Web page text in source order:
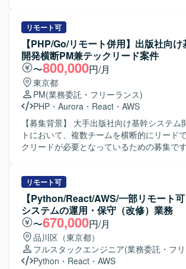
Contentfulなどの最新技術に関わることがで
ームとの英語でのコミュニケーションを通
ル開発プロジェクトの経験を積むことがで
トエンドからAPI構築まで幅広い工程に携わ
技術スキルとコミュニケーションスキルの
る環境です。 【開発環境】 ReactおよびNode.jsを中心とし
た開発環境にて、ヘッドレスCMS（
SiteCore環境からの移行を行います。 CI/CD
た開発プロセスのもと、グローバルチーム
開発を進めてまいります。
の設計・開発・運用を行っていただきます
仕様を把握し、要件の不明点を解消したう
と落とし込んでいただきます。 既存ソース
修や、技術的負債の解消にも取り組んでいた
【求める人物像】 仕様の不足などを自ら補
トを主体的に推進することにやりがいを感
います。 トレンドだけにとらわれず、メリ
トを比較して根拠を持った技術選定・設計が
迎します。 バックエンド（Laravel）のコー
て読み解き、連携しながらAPI実装などを
れる方を求めています。 稼働中のサービス
域向けのSaaS開発に携わることで、社会的
ビスの価値向上に貢献できるポジションで
ンドの設計から実装、運用まで一気通貫で
裁量を持って技術選定やアーキテクチャ設計
ただけます。 既存プロダクトの改善や技術
も取り組めるため、中長期的なプロダクト
できる環境です。 【開発環境】 フロントエンドは
React/TypeScript/reduxを用いた環境で開発
リモート可
【PHP/Go/リモート併用】出版社向
開発横断PM兼テックリード案件
〜800,000円/月
東京都
PM(業務委託・フリーランス)
PHP ・ Aurora ・ React ・ AWS
【募集背景】 大手出版社向け基幹システム
トにおいて、複数チームを横断的にリード
クリードが必要となっているための募集です。 【作
いただきます。 コードレビューを含む技術
行っていただきます。 テストシナリオの策
していただきます。 【求める人物像】 技術とマネジメント
の両面からプロジェクトをリードできる方を
す。 複数チームと円滑にコミュニケーショ
ら、課題解決に主体的に取り組める方を歓
【ポジションの魅力】 大規模な基幹システ
て、3チームを横断するPM兼テックリード
リモート可
【Python/React/AWS/一部リモート
システムの運用・保守（改修）業務
〜670,000円/月
品川区（東京都）
フルスタックエンジニア(業務委託・フ
Python ・ React ・ AWS